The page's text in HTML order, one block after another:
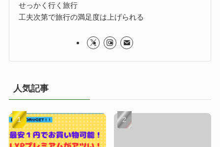
せっかく行く旅行
工夫次第で旅行の満足度は上げられる
人気記事